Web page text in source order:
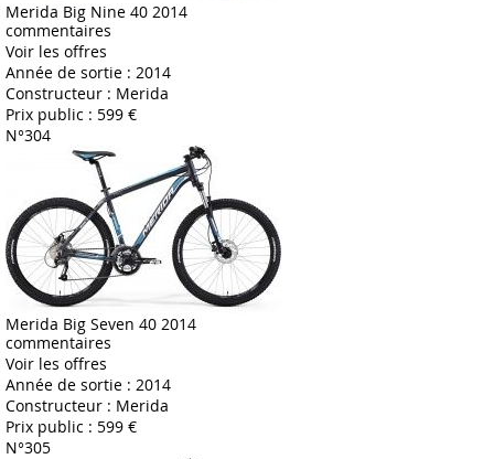
Merida Big Nine 40 2014
commentaires
Voir les offres
Année de sortie : 2014
Constructeur : Merida
Prix public : 599 €
N°304
Merida Big Seven 40 2014
commentaires
Voir les offres
Année de sortie : 2014
Constructeur : Merida
Prix public : 599 €
N°305